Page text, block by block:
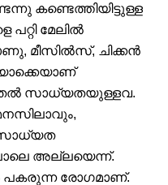
കണ്ടെത്തിയിട്ടുള്ള
മേലിൽ
മീസിൽസ്, ചിക്കൻ
സാധ്യതയുള്ളവ.
സാധ്യത
അല്ലയെന്ന്.
പകരുന്ന രോഗമാണ്.